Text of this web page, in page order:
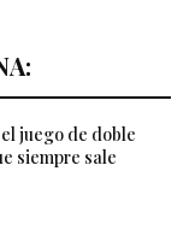
juego de doble
siempre sale